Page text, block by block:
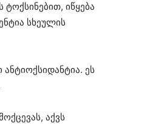
იწყება
სხეულის
ეს
აქვს